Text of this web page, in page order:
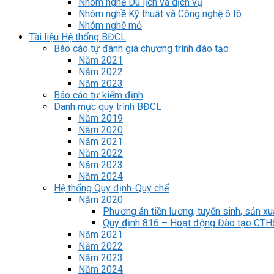
Nhóm nghề Kỹ thuật và Công nghệ ô tô
Nhóm nghề mỏ
Tài liệu Hệ thống BĐCL
Báo cáo tự đánh giá chương trình đào tạo
Năm 2021
Năm 2022
Năm 2023
Báo cáo tự kiểm định
Danh mục quy trình BĐCL
Năm 2019
Năm 2020
Năm 2021
Năm 2022
Năm 2023
Năm 2024
Hệ thống Quy định-Quy chế
Năm 2020
Phương án tiền lương, tuyển sinh, sản
Quy định 816 – Hoạt động Đào tạo
Năm 2021
Năm 2022
Năm 2023
Năm 2024